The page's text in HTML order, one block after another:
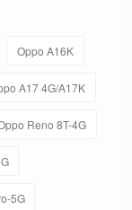
Oppo A16K
A17 4G/A17K
Reno 8T-4G
5G